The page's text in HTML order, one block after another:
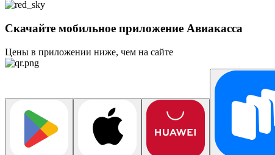
Скачайте мобильное приложение Авиакасса
Цены в приложении ниже, чем на сайте